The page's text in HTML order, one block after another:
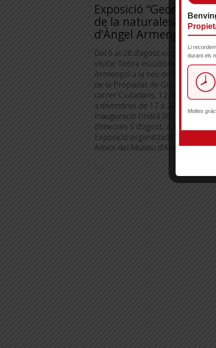
Exposició “Geometria
de la naturalesa”
d’Àngel Armengol
Del 5 al 28 d’agost es podrà
visitar l’obra escultòrica d’Àngel
Armengol a la seu de la Cambra
de la Propietat de Girona, al
carrer Ciutadans, 12, de dilluns
a divendres de 17 a 20 h. La
inauguració tindrà lloc aquest
dimecres 5 d’agost, a les 19 h.
Exposició organitzada pels
Amics del Museu d’Art […]
...